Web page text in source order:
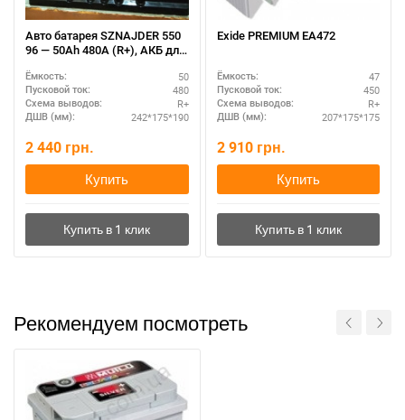
Авто батарея SZNAJDER 550
96 — 50Ah 480A (R+), АКБ для
Ёмкость: 50
Пусковой ток: 480
Схема выводов: R+
ДШВ (мм): 242*175*190
2 440 грн.
Купить
Exide PREMIUM EA472
Ёмкость: 47
Пусковой ток: 450
Схема выводов: R+
ДШВ (мм): 207*175*175
2 910 грн.
Купить
Рекомендуем посмотреть